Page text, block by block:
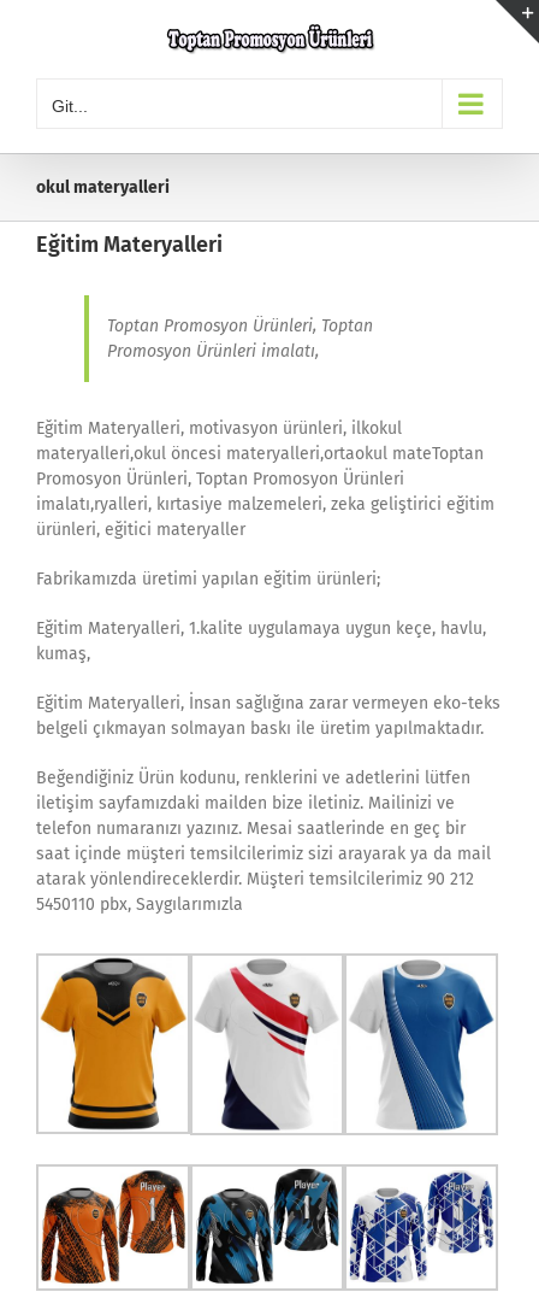
Git...
okul materyalleri
Eğitim Materyalleri
Toptan Promosyon Ürünleri, Toptan
Promosyon Ürünleri imalatı,
Eğitim Materyalleri, motivasyon ürünleri, ilkokul
materyalleri,okul öncesi materyalleri,ortaokul mateToptan
Promosyon Ürünleri, Toptan Promosyon Ürünleri
imalatı,ryalleri, kırtasiye malzemeleri, zeka geliştirici eğitim
ürünleri, eğitici materyaller
Fabrikamızda üretimi yapılan eğitim ürünleri;
Eğitim Materyalleri, 1.kalite uygulamaya uygun keçe, havlu,
kumaş,
Eğitim Materyalleri, İnsan sağlığına zarar vermeyen eko-teks
belgeli çıkmayan solmayan baskı ile üretim yapılmaktadır.
Beğendiğiniz Ürün kodunu, renklerini ve adetlerini lütfen
iletişim sayfamızdaki mailden bize iletiniz. Mailinizi ve
telefon numaranızı yazınız. Mesai saatlerinde en geç bir
saat içinde müşteri temsilcilerimiz sizi arayarak ya da mail
atarak yönlendireceklerdir. Müşteri temsilcilerimiz 90 212
5450110 pbx, Saygılarımızla